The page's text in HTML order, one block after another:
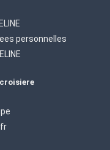
personnelles